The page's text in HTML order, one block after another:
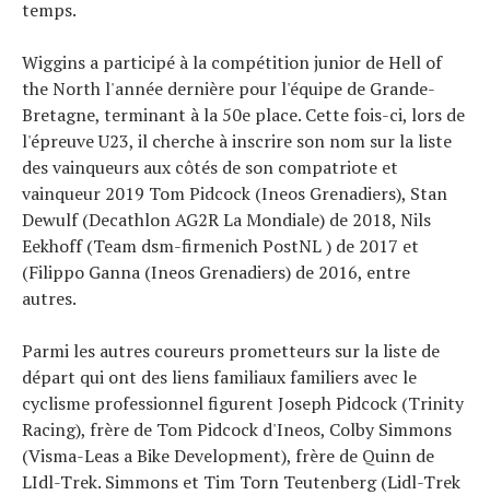
temps.
Wiggins a participé à la compétition junior de Hell of
the North l'année dernière pour l'équipe de Grande-
Bretagne, terminant à la 50e place. Cette fois-ci, lors de
l'épreuve U23, il cherche à inscrire son nom sur la liste
des vainqueurs aux côtés de son compatriote et
vainqueur 2019 Tom Pidcock (Ineos Grenadiers), Stan
Dewulf (Decathlon AG2R La Mondiale) de 2018, Nils
Eekhoff (Team dsm-firmenich PostNL ) de 2017 et
(Filippo Ganna (Ineos Grenadiers) de 2016, entre
autres.
Parmi les autres coureurs prometteurs sur la liste de
départ qui ont des liens familiaux familiers avec le
cyclisme professionnel figurent Joseph Pidcock (Trinity
Racing), frère de Tom Pidcock d'Ineos, Colby Simmons
(Visma-Leas a Bike Development), frère de Quinn de
LIdl-Trek. Simmons et Tim Torn Teutenberg (Lidl-Trek